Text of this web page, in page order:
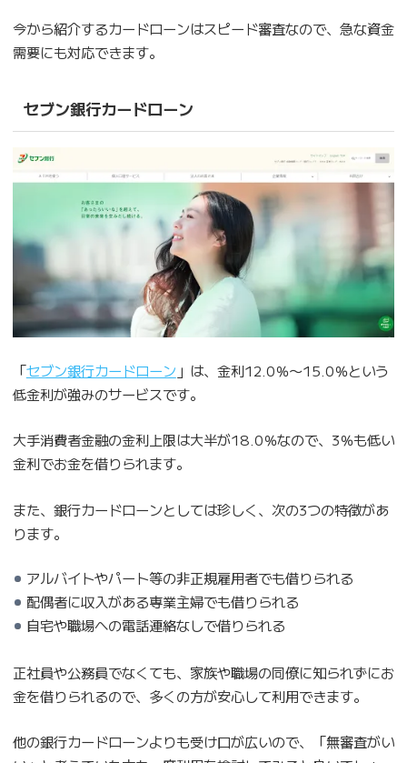
今から紹介するカードローンはスピード審査なので、急な資金
需要にも対応できます。
セブン銀行カードローン
「セブン銀行カードローン 」は、金利12.0％〜15.0％という
低金利が強みのサービスです。
大手消費者金融の金利上限は大半が18.0％なので、3％も低い
金利でお金を借りられます。
また、銀行カードローンとしては珍しく、次の3つの特徴があ
ります。
アルバイトやパート等の非正規雇用者でも借りられる
配偶者に収入がある専業主婦でも借りられる
自宅や職場への電話連絡なしで借りられる
正社員や公務員でなくても、家族や職場の同僚に知られずにお
金を借りられるので、多くの方が安心して利用できます。
他の銀行カードローンよりも受け口が広いので、「無審査がい